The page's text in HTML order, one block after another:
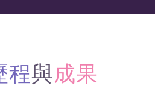
程與成果